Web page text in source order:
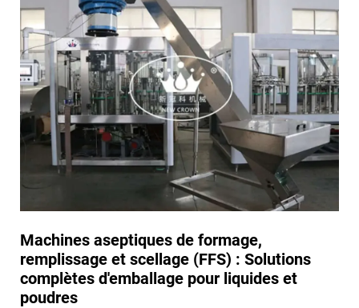
Machines aseptiques de formage,
remplissage et scellage (FFS) : Solutions
complètes d'emballage pour liquides et
poudres